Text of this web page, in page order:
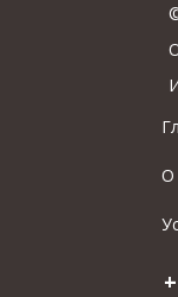
О